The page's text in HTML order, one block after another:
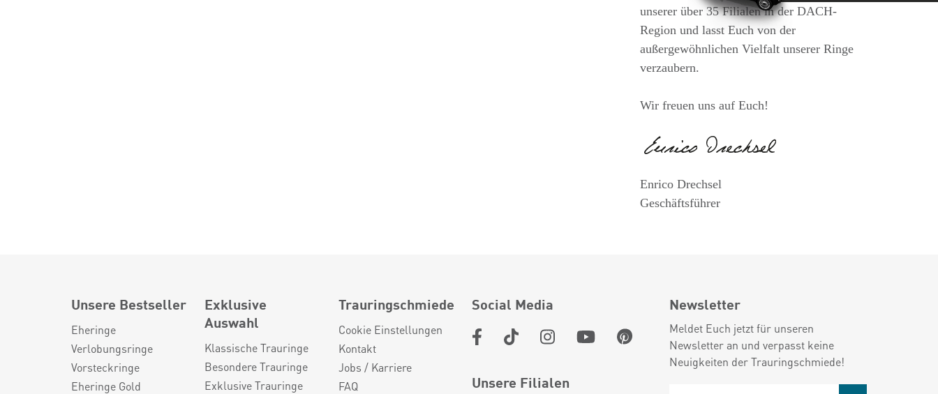
unserer über 35 Filialen in der DACH-
Region und lasst Euch von der
außergewöhnlichen Vielfalt unserer Ringe
verzaubern.
Wir freuen uns auf Euch!
Enrico Drechsel
Geschäftsführer
Unsere Bestseller
Eheringe
Verlobungsringe
Vorsteckringe
Eheringe Gold
Exklusive
Auswahl
Klassische Trauringe
Besondere Trauringe
Exklusive Trauringe
Trauringschmiede
Cookie Einstellungen
Kontakt
Jobs / Karriere
FAQ
Social Media
Unsere Filialen
Newsletter
Meldet Euch jetzt für unseren
Newsletter an und verpasst keine
Neuigkeiten der Trauringschmiede!